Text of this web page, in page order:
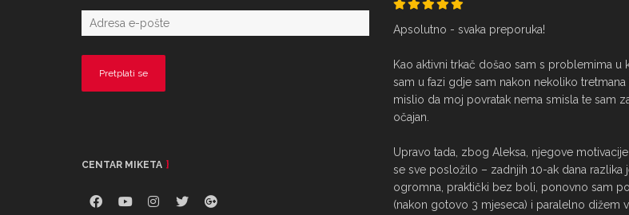
CENTAR MIKETA
Apsolutno - svaka preporuka!
Kao aktivni trkač došao sam s problemima u
sam u fazi gdje sam nakon nekoliko tretmana
mislio da moj povratak nema smisla te sam
očajan.
Upravo tada, zbog Aleksa, njegove
se sve posložilo – zadnjih 10-ak dana razlika
ogromna, praktički bez boli, ponovno sam
(nakon gotovo 3 mjeseca) i paralelno dižem